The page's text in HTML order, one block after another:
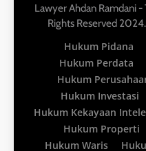
Lawyer Ahdan Ramdani -
Rights Reserved
Hukum Pidana
Hukum Perdata
Hukum
Hukum Investasi
Hukum Kekayaan
Hukum Properti
Hukum Waris